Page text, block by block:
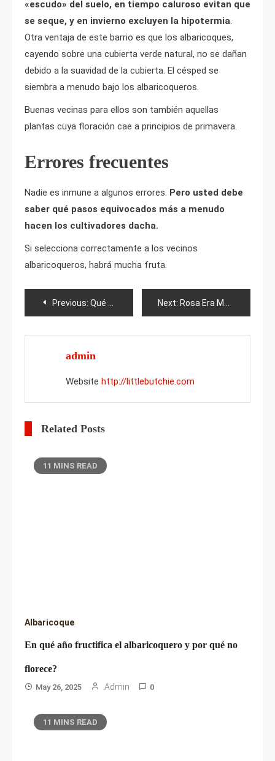
«escudo» del suelo, en tiempo caluroso evitan que
se seque, y en invierno excluyen la hipotermia.
Otra ventaja de este barrio es que los albaricoques,
cayendo sobre una cubierta verde natural, no se dañan
debido a la suavidad de la cubierta. El césped se
siembra a menudo bajo los albaricoqueros.
Buenas vecinas para ellos son también aquellas
plantas cuya floración cae a principios de primavera.
Errores frecuentes
Nadie es inmune a algunos errores. Pero usted debe
saber qué pasos equivocados más a menudo
hacen los cultivadores dacha.
Si selecciona correctamente a los vecinos
albaricoqueros, habrá mucha fruta.
Post
navigation
Previous: Qué plantar junto a un manzano? Next: Rosa Era Mondadori
admin
Website http://littlebutchie.com
Related Posts
11 MINS READ
Albaricoque
En qué año fructifica el albaricoquero y por qué no
florece?
May 26, 2025 Admin 0
11 MINS READ